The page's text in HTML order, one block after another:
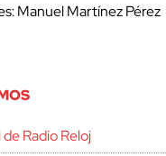
Manuel Martínez Pérez
Radio Reloj